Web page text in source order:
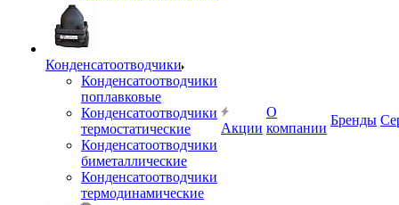
Конденсатоотводчики
Конденсатоотводчики
поплавковые
Конденсатоотводчики
термостатические
Конденсатоотводчики
биметаллические
Конденсатоотводчики
термодинамические
Акции
О
компании
Бренды